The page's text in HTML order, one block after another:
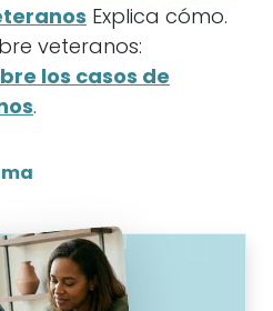
Explica cómo.
veteranos:
los casos de
.